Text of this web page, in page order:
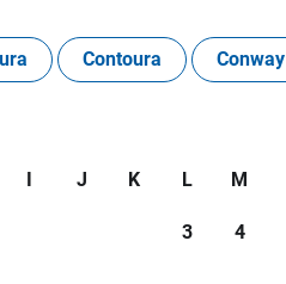
Contoura Conway
I J K L M
3 4